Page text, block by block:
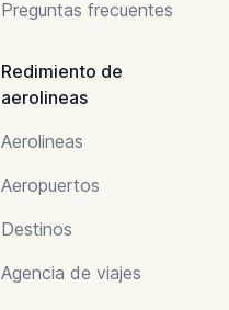
Preguntas frecuentes
Redimiento de
aerolineas
Aerolineas
Aeropuertos
Destinos
Agencia de viajes